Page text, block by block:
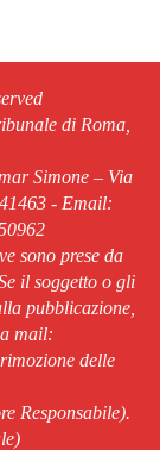
di Roma,
Simone – Via
- Email:
sono prese da
il soggetto o gli
pubblicazione,
mail:
delle
Responsabile).